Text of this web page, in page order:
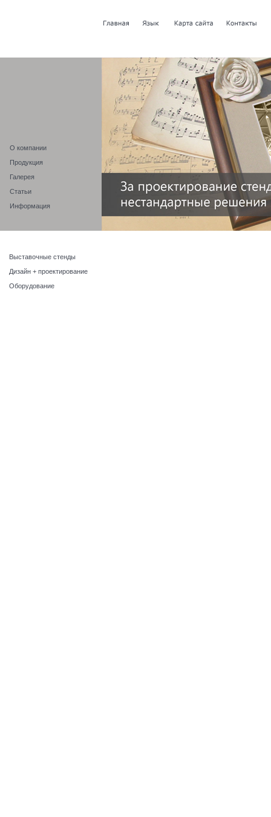
О компании
Продукция
Галерея
Статьи
Информация
Выставочные стенды
Дизайн + проектирование
Оборудование